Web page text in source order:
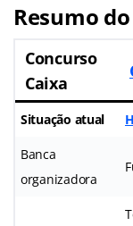
Resumo
Concurso
Caixa
Situação atual
Banca
organizadora